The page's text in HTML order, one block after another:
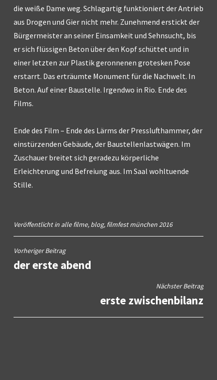
die weiße Dame weg. Schlagartig funktioniert der Antrieb
aus Drogen und Gier nicht mehr. Zunehmend erstickt der
Bürgermeister an seiner Einsamkeit und Sehnsucht, bis
er sich flüssigen Beton über den Kopf schüttet und in
einer letzten zur Plastik geronnenen grotesken Pose
erstarrt. Das erträumte Monument für die Nachwelt. In
Beton. Auf einer Baustelle. Irgendwo in Rio. Ende des
Films.
Ende des Film – Ende des Lärms der Presslufthammer, der
einstürzenden Gebäude, der Baustellenlastwägen. Im
Zuschauer breitet sich geradezu körperliche
Erleichterung und Befreiung aus. Im Saal wohltuende
Stille.
Veröffentlicht in alle filme, blog, filmfest münchen 2016
Beitragsnavigation
Vorheriger Beitrag
der erste abend
Nächster Beitrag
erste zwischenbilanz